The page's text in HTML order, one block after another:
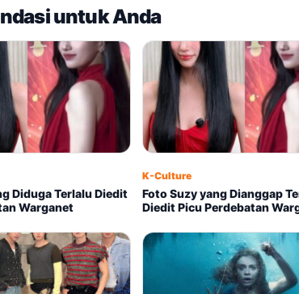
untuk Anda
Diduga Terlalu Diedit
Warganet
K-Culture
Foto Suzy yang Dianggap
Diedit Picu Perdebatan